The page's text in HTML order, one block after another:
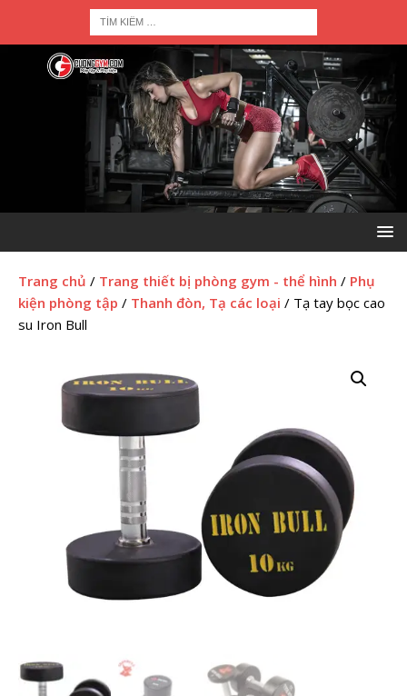
Trang chủ / Trang thiết bị phòng gym - thể hình / Phụ
kiện phòng tập / Thanh đòn, Tạ các loại / Tạ tay bọc cao
su Iron Bull